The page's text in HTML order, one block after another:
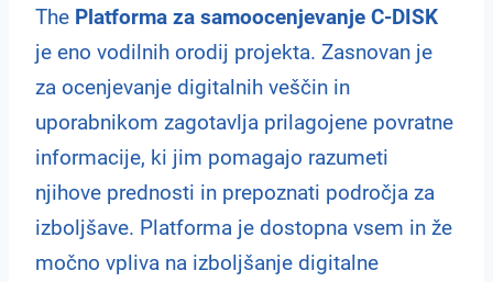
The Platforma za samoocenjevanje C-DISK
je eno vodilnih orodij projekta. Zasnovan je
za ocenjevanje digitalnih veščin in
uporabnikom zagotavlja prilagojene povratne
informacije, ki jim pomagajo razumeti
njihove prednosti in prepoznati področja za
izboljšave. Platforma je dostopna vsem in že
močno vpliva na izboljšanje digitalne